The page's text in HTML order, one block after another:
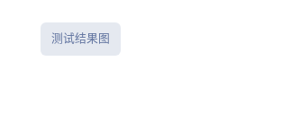
iplark测试结果图